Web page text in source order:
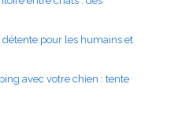
pour les humains et
avec votre chien : tente